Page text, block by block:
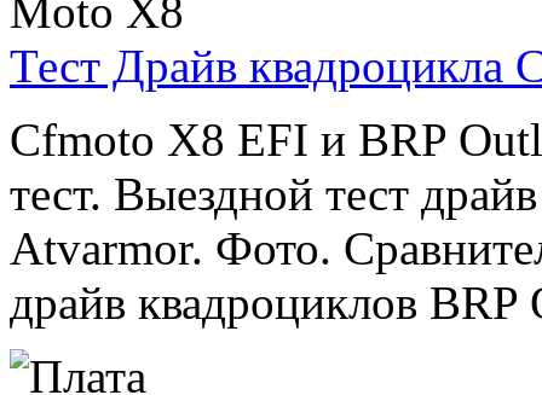
Тест Драйв квадроцикла
Cfmoto X8 EFI и BRP
тест. Выездной тест
Atvarmor. Фото.
драйв квадроциклов BRP